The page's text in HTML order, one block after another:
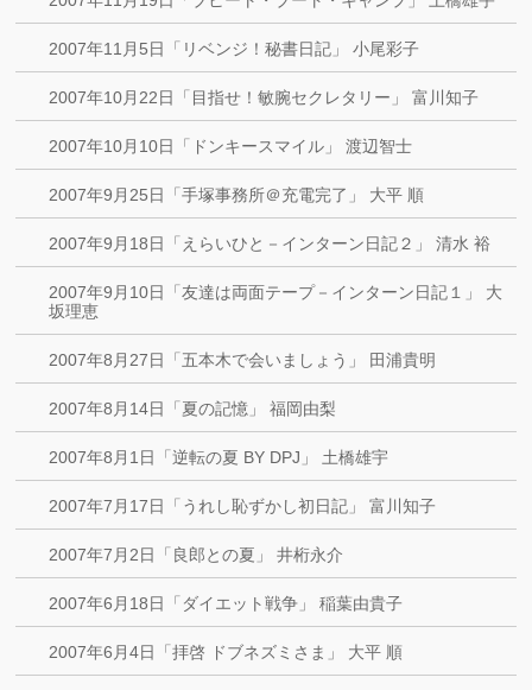
2007年11月5日「リベンジ！秘書日記」 小尾彩子
2007年10月22日「目指せ！敏腕セクレタリー」 富川知子
2007年10月10日「ドンキースマイル」 渡辺智士
2007年9月25日「手塚事務所＠充電完了」 大平 順
2007年9月18日「えらいひと－インターン日記２」 清水 裕
2007年9月10日「友達は両面テープ－インターン日記１」 大
坂理恵
2007年8月27日「五本木で会いましょう」 田浦貴明
2007年8月14日「夏の記憶」 福岡由梨
2007年8月1日「逆転の夏 BY DPJ」 土橋雄宇
2007年7月17日「うれし恥ずかし初日記」 富川知子
2007年7月2日「良郎との夏」 井桁永介
2007年6月18日「ダイエット戦争」 稲葉由貴子
2007年6月4日「拝啓 ドブネズミさま」 大平 順